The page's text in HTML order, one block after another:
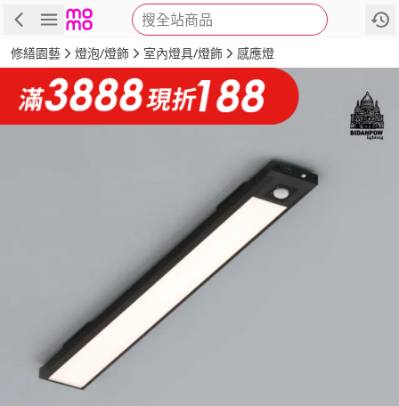
搜全站商品
商品 評價 詳情
修繕園藝 燈泡/燈飾 室內燈具/燈飾 感應燈